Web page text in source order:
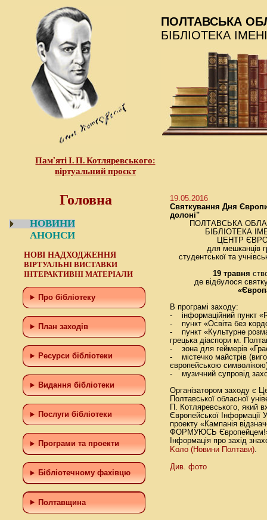
Пам’яті І. П. Котляревського:
віртуальний проєкт
ПОЛТАВСЬКА
БІБЛІОТЕКА
Головна
НОВИНИ
АНОНСИ
НОВІ НАДХОДЖЕННЯ
ВІРТУАЛЬНІ ВИСТАВКИ
ІНТЕРАКТИВНІ МАТЕРІАЛИ
Про бібліотеку
План заходів
Ресурси бібліотеки
Видання бібліотеки
Послуги бібліотеки
Програми та проекти
Бiблiотечному фахiвцю
Полтавщина
19.05.2016
Святкування Дня
долоні"
ПОЛТАВСЬКА
БІБЛІОТЕКА
ЦЕНТР
для мешканців
студентської та
19 травня
де відбулося
В програмі заходу:
- інформаційний пункт
- пункт «Освіта без
- пункт «Культурне
грецька діаспори м.
- зона для геймерів
- містечко майстрів
європейською
- музичний супровід
Організатором заходу є
Полтавської обласної
П. Котляревського, який
Європейської Інформації
проекту «Кампанія
ФОРМУЮСЬ Європейцем!»
Інформація про захід
Koлo (Новини Полтави).
Див. фото